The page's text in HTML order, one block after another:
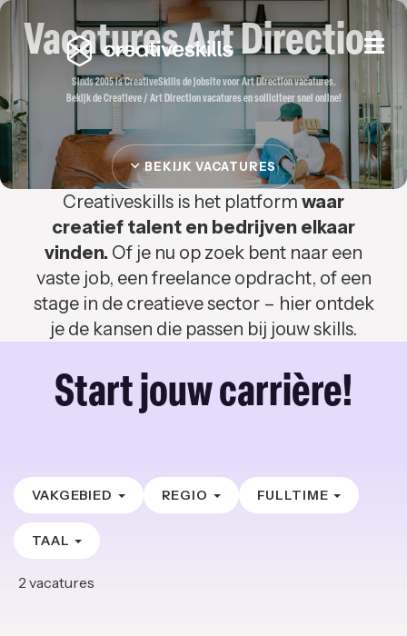
Vacatures Art Direction
Sinds 2005 is CreativeSkills de jobsite voor Art Direction vacatures.
Bekijk de Creatieve / Art Direction vacatures en solliciteer snel online!
BEKIJK VACATURES
Creativeskills is het platform waar
creatief talent en bedrijven elkaar
vinden. Of je nu op zoek bent naar een
vaste job, een freelance opdracht, of een
stage in de creatieve sector – hier ontdek
je de kansen die passen bij jouw skills.
Start jouw carrière!
VAKGEBIED REGIO FULLTIME
TAAL
2 vacatures